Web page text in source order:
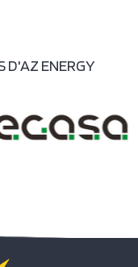
D'AZ ENERGY